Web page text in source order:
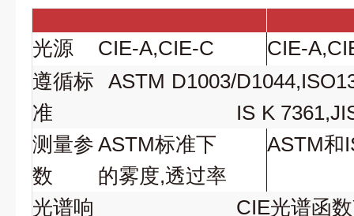
光源 CIE-A,CIE-C
CIE-
遵循标
准
ASTM D1003/
IS K
测量参
数
ASTM标准下
的雾度,透过率
ASTM和
光谱响
CIE光谱函